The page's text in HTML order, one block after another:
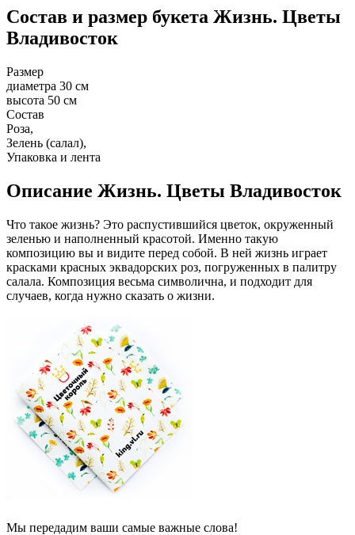
Состав и размер букета Жизнь. Цветы
Владивосток
Размер
диаметра 30 см
высота 50 см
Состав
Роза,
Зелень (салал),
Упаковка и лента
Описание Жизнь. Цветы Владивосток
Что такое жизнь? Это распустившийся цветок, окруженный
зеленью и наполненный красотой. Именно такую
композицию вы и видите перед собой. В ней жизнь играет
красками красных эквадорских роз, погруженных в палитру
салала. Композиция весьма символична, и подходит для
случаев, когда нужно сказать о жизни.
Мы передадим ваши самые важные слова!